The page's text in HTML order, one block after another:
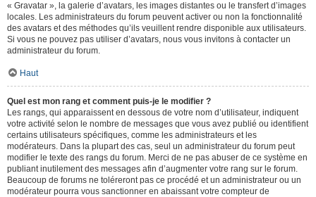
« Gravatar », la galerie d’avatars, les images distantes ou le transfert d’images
locales. Les administrateurs du forum peuvent activer ou non la fonctionnalité
des avatars et des méthodes qu’ils veuillent rendre disponible aux utilisateurs.
Si vous ne pouvez pas utiliser d’avatars, nous vous invitons à contacter un
administrateur du forum.
Haut
Quel est mon rang et comment puis-je le modifier ?
Les rangs, qui apparaissent en dessous de votre nom d’utilisateur, indiquent
votre activité selon le nombre de messages que vous avez publié ou identifient
certains utilisateurs spécifiques, comme les administrateurs et les
modérateurs. Dans la plupart des cas, seul un administrateur du forum peut
modifier le texte des rangs du forum. Merci de ne pas abuser de ce système en
publiant inutilement des messages afin d’augmenter votre rang sur le forum.
Beaucoup de forums ne toléreront pas ce procédé et un administrateur ou un
modérateur pourra vous sanctionner en abaissant votre compteur de